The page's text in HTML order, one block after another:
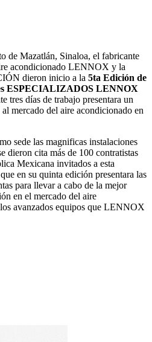
de Mazatlán, Sinaloa, el fabricante
acondicionado LENNOX y la
dieron inicio a la 5ta Edición de
ESPECIALIZADOS LENNOX
tres días de trabajo presentara un
mercado del aire acondicionado en
sede las magnificas instalaciones
dieron cita más de 100 contratistas
Mexicana invitados a esta
en su quinta edición presentara las
para llevar a cabo de la mejor
en el mercado del aire
avanzados equipos que LENNOX